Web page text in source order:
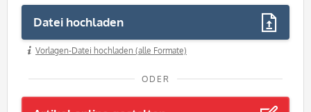
Datei hochladen
Vorlagen-Datei hochladen (alle Formate)
ODER